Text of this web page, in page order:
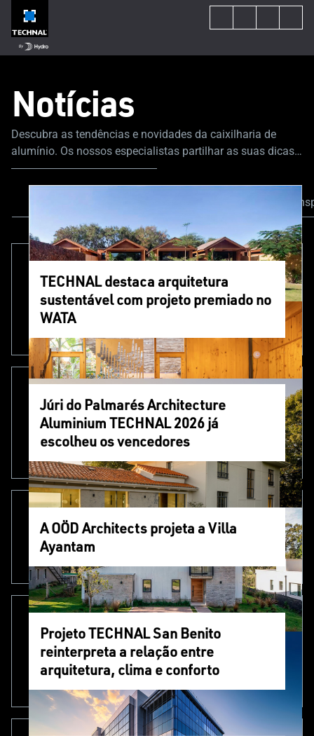
Notícias
Descubra as tendências e novidades da caixilharia de
alumínio. Os nossos especialistas partilhar as suas dicas e
conselho para o guiar ao longo de todo o projeto.
TECHNAL destaca arquitetura
sustentável com projeto premiado no
WATA
Júri do Palmarés Architecture
Aluminium TECHNAL 2026 já
escolheu os vencedores
A OÖD Architects projeta a Villa
Ayantam
Projeto TECHNAL San Benito
reinterpreta a relação entre
arquitetura, clima e conforto